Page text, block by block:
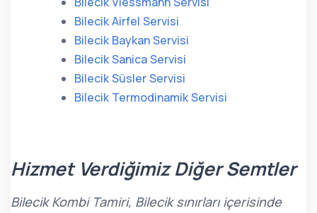
Bilecik Airfel Servisi
Bilecik Baykan Servisi
Bilecik Sanica Servisi
Bilecik Süsler Servisi
Bilecik Termodinamik Servisi
Hizmet Verdiğimiz Diğer Semtler
Bilecik Kombi Tamiri, Bilecik sınırları içerisinde